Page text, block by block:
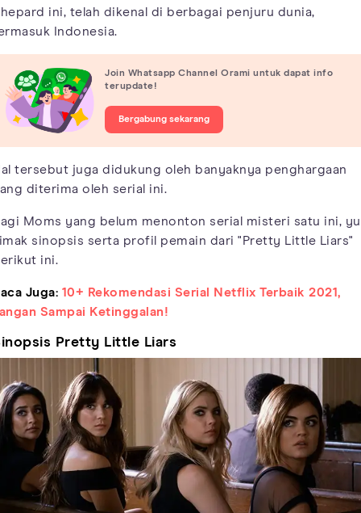
ini, telah dikenal di berbagai penjuru dunia,
Indonesia.
Join Whatsapp Channel Orami untuk dapat info
terupdate!
Bergabung sekarang
tersebut juga didukung oleh banyaknya penghargaan
diterima oleh serial ini.
Moms yang belum menonton serial misteri satu ini,
sinopsis serta profil pemain dari "Pretty Little Liars"
ini.
Juga: 10+ Rekomendasi Serial Netflix Terbaik 2021,
Sampai Ketinggalan!
Pretty Little Liars